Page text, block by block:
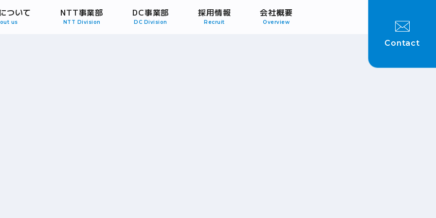
ついて
us
NTT事業部
NTT Division
DC事業部
DC Division
採用情報
Recruit
会社概要
Overview
Contact